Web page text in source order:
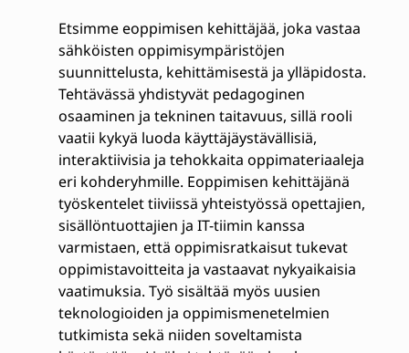
Etsimme eoppimisen kehittäjää, joka vastaa
sähköisten oppimisympäristöjen
suunnittelusta, kehittämisestä ja ylläpidosta.
Tehtävässä yhdistyvät pedagoginen
osaaminen ja tekninen taitavuus, sillä rooli
vaatii kykyä luoda käyttäjäystävällisiä,
interaktiivisia ja tehokkaita oppimateriaaleja
eri kohderyhmille. Eoppimisen kehittäjänä
työskentelet tiiviissä yhteistyössä opettajien,
sisällöntuottajien ja IT-tiimin kanssa
varmistaen, että oppimisratkaisut tukevat
oppimistavoitteita ja vastaavat nykyaikaisia
vaatimuksia. Työ sisältää myös uusien
teknologioiden ja oppimismenetelmien
tutkimista sekä niiden soveltamista